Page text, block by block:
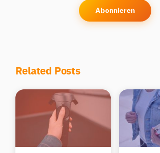
Abonnieren
Related Posts